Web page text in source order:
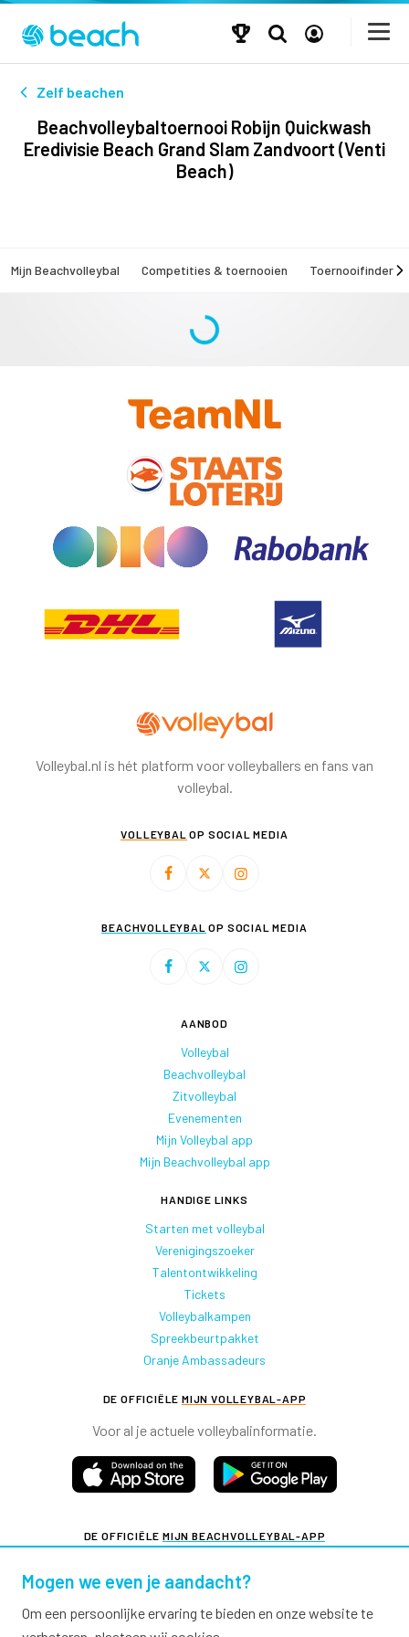
Zelf beachen
Beachvolleybaltoernooi Robijn Quickwash
Eredivisie Beach Grand Slam Zandvoort (Venti
Beach)
Mijn Beachvolleybal Competities & toernooien Toernooifinder
Volleybal.nl is hét platform voor volleyballers en fans van
volleybal.
VOLLEYBAL OP SOCIAL MEDIA
BEACHVOLLEYBAL OP SOCIAL MEDIA
AANBOD
Volleybal
Beachvolleybal
Zitvolleybal
Evenementen
Mijn Volleybal app
Mijn Beachvolleybal app
HANDIGE LINKS
Starten met volleybal
Verenigingszoeker
Talentontwikkeling
Tickets
Volleybalkampen
Spreekbeurtpakket
Oranje Ambassadeurs
DE OFFICIËLE MIJN VOLLEYBAL-APP
Voor al je actuele volleybalinformatie.
DE OFFICIËLE MIJN BEACHVOLLEYBAL-APP
Mogen we even je aandacht?
Om een persoonlijke ervaring te bieden en onze website te